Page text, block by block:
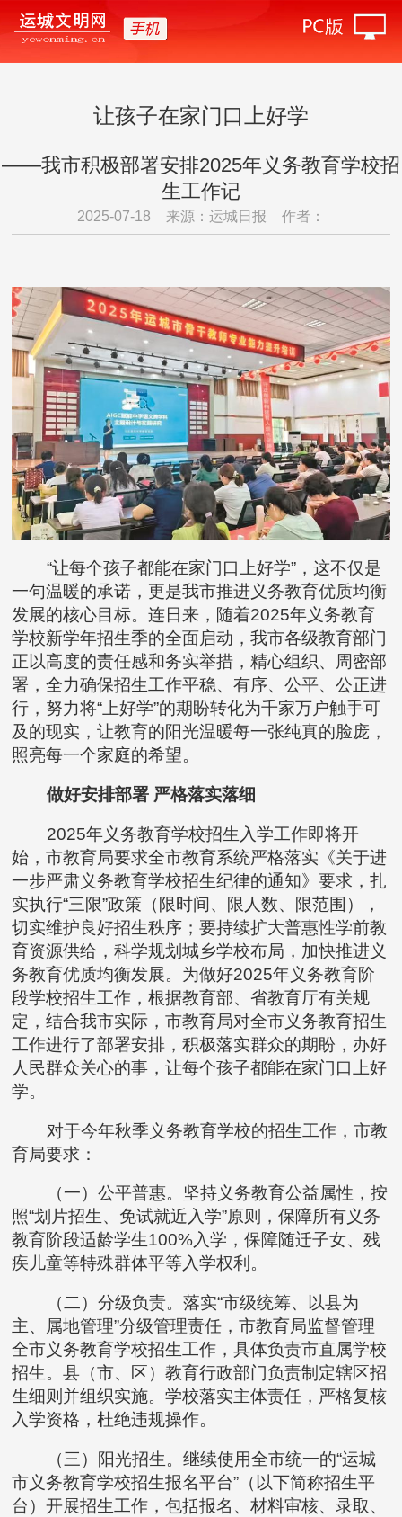
让孩子在家门口上好学
——我市积极部署安排2025年义务教育学校招
生工作记
2025-07-18 来源：运城日报 作者：
“让每个孩子都能在家门口上好学”，这不仅是
一句温暖的承诺，更是我市推进义务教育优质均衡
发展的核心目标。连日来，随着2025年义务教育
学校新学年招生季的全面启动，我市各级教育部门
正以高度的责任感和务实举措，精心组织、周密部
署，全力确保招生工作平稳、有序、公平、公正进
行，努力将“上好学”的期盼转化为千家万户触手可
及的现实，让教育的阳光温暖每一张纯真的脸庞，
照亮每一个家庭的希望。
做好安排部署 严格落实落细
2025年义务教育学校招生入学工作即将开
始，市教育局要求全市教育系统严格落实《关于进
一步严肃义务教育学校招生纪律的通知》要求，扎
实执行“三限”政策（限时间、限人数、限范围），
切实维护良好招生秩序；要持续扩大普惠性学前教
育资源供给，科学规划城乡学校布局，加快推进义
务教育优质均衡发展。为做好2025年义务教育阶
段学校招生工作，根据教育部、省教育厅有关规
定，结合我市实际，市教育局对全市义务教育招生
工作进行了部署安排，积极落实群众的期盼，办好
人民群众关心的事，让每个孩子都能在家门口上好
学。
对于今年秋季义务教育学校的招生工作，市教
育局要求：
（一）公平普惠。坚持义务教育公益属性，按
照“划片招生、免试就近入学”原则，保障所有义务
教育阶段适龄学生100%入学，保障随迁子女、残
疾儿童等特殊群体平等入学权利。
（二）分级负责。落实“市级统筹、以县为
主、属地管理”分级管理责任，市教育局监督管理
全市义务教育学校招生工作，具体负责市直属学校
招生。县（市、区）教育行政部门负责制定辖区招
生细则并组织实施。学校落实主体责任，严格复核
入学资格，杜绝违规操作。
（三）阳光招生。继续使用全市统一的“运城
市义务教育学校招生报名平台”（以下简称招生平
台）开展招生工作，包括报名、材料审核、录取、